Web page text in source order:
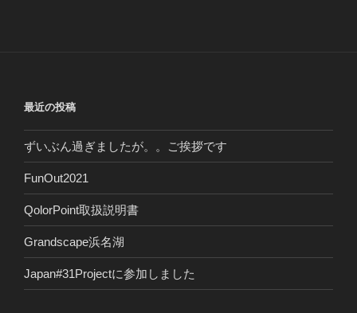
最近の投稿
ずいぶん過ぎましたが。。ご挨拶です
FunOut2021
QolorPoint取扱説明書
Grandscape浜名湖
Japan#31Projectに参加しました